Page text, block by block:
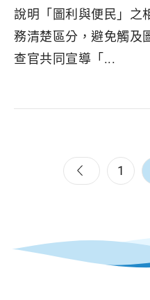
說明「圖利與便民」之
務清楚區分，避免觸及
查官共同宣導「...
1